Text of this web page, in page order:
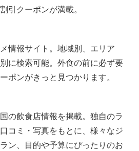
引クーポンが満載。
情報サイト。地域別、エリア
に検索可能。外食の前に必ず要
ポンがきっと見つかります。
の飲食店情報を掲載。独自のラ
コミ・写真をもとに、様々なジ
ン、目的や予算にぴったりのお